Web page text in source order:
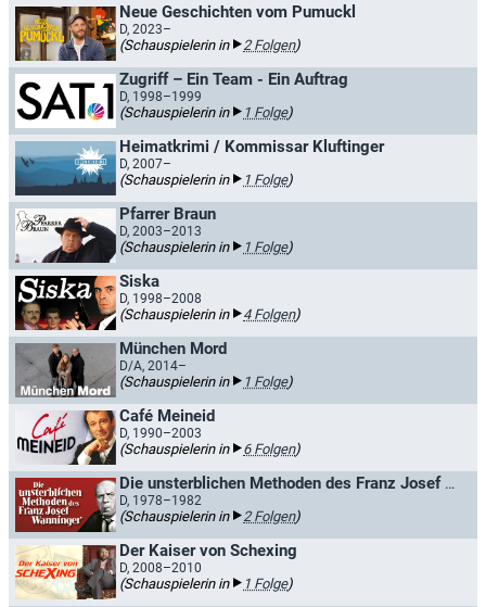
Neue Geschichten vom Pumuckl
D, 2023–
(Schauspielerin in 2 Folgen)
Zugriff – Ein Team - Ein Auftrag
D, 1998–1999
(Schauspielerin in 1 Folge)
Heimatkrimi / Kommissar Kluftinger
D, 2007–
(Schauspielerin in 1 Folge)
Pfarrer Braun
D, 2003–2013
(Schauspielerin in 1 Folge)
Siska
D, 1998–2008
(Schauspielerin in 4 Folgen)
München Mord
D/A, 2014–
(Schauspielerin in 1 Folge)
Café Meineid
D, 1990–2003
(Schauspielerin in 6 Folgen)
Die unsterblichen Methoden des Franz Josef Wanninger / Wiedersehen mit Wanninger
D, 1978–1982
(Schauspielerin in 2 Folgen)
Der Kaiser von Schexing
D, 2008–2010
(Schauspielerin in 1 Folge)